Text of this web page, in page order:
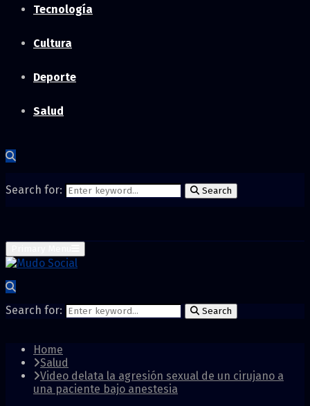
Tecnología
Cultura
Deporte
Salud
Search for: Search
Search for: Search
Home
Salud
Video delata la agresión sexual de un cirujano a
una paciente bajo anestesia